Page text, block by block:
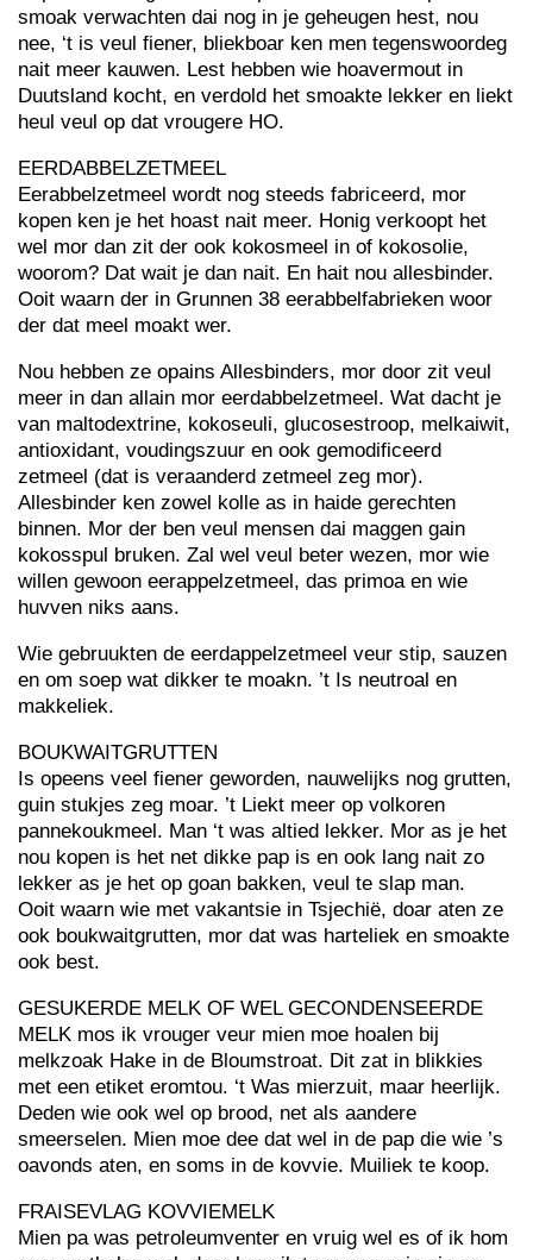
smoak verwachten dai nog in je geheugen hest, nou
nee, ‘t is veul fiener, bliekboar ken men tegenswoordeg
nait meer kauwen. Lest hebben wie hoavermout in
Duutsland kocht, en verdold het smoakte lekker en liekt
heul veul op dat vrougere HO.
EERDABBELZETMEEL
Eerabbelzetmeel wordt nog steeds fabriceerd, mor
kopen ken je het hoast nait meer. Honig verkoopt het
wel mor dan zit der ook kokosmeel in of kokosolie,
woorom? Dat wait je dan nait. En hait nou allesbinder.
Ooit waarn der in Grunnen 38 eerabbelfabrieken woor
der dat meel moakt wer.
Nou hebben ze opains Allesbinders, mor door zit veul
meer in dan allain mor eerdabbelzetmeel. Wat dacht je
van maltodextrine, kokoseuli, glucosestroop, melkaiwit,
antioxidant, voudingszuur en ook gemodificeerd
zetmeel (dat is veraanderd zetmeel zeg mor).
Allesbinder ken zowel kolle as in haide gerechten
binnen. Mor der ben veul mensen dai maggen gain
kokosspul bruken. Zal wel veul beter wezen, mor wie
willen gewoon eerappelzetmeel, das primoa en wie
huvven niks aans.
Wie gebruukten de eerdappelzetmeel veur stip, sauzen
en om soep wat dikker te moakn. ’t Is neutroal en
makkeliek.
BOUKWAITGRUTTEN
Is opeens veel fiener geworden, nauwelijks nog grutten,
guin stukjes zeg moar. ’t Liekt meer op volkoren
pannekoukmeel. Man ‘t was altied lekker. Mor as je het
nou kopen is het net dikke pap is en ook lang nait zo
lekker as je het op goan bakken, veul te slap man.
Ooit waarn wie met vakantsie in Tsjechië, doar aten ze
ook boukwaitgrutten, mor dat was harteliek en smoakte
ook best.
GESUKERDE MELK OF WEL GECONDENSEERDE
MELK mos ik vrouger veur mien moe hoalen bij
melkzoak Hake in de Bloumstroat. Dit zat in blikkies
met een etiket eromtou. ‘t Was mierzuit, maar heerlijk.
Deden wie ook wel op brood, net als aandere
smeerselen. Mien moe dee dat wel in de pap die wie ’s
oavonds aten, en soms in de kovvie. Muiliek te koop.
FRAISEVLAG KOVVIEMELK
Mien pa was petroleumventer en vruig wel es of ik hom